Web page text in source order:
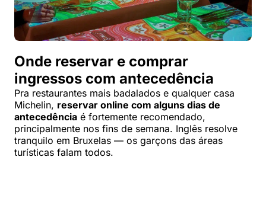
Onde reservar e comprar
ingressos com antecedência
Pra restaurantes mais badalados e qualquer casa
Michelin, reservar online com alguns dias de
antecedência é fortemente recomendado,
principalmente nos fins de semana. Inglês resolve
tranquilo em Bruxelas — os garçons das áreas
turísticas falam todos.